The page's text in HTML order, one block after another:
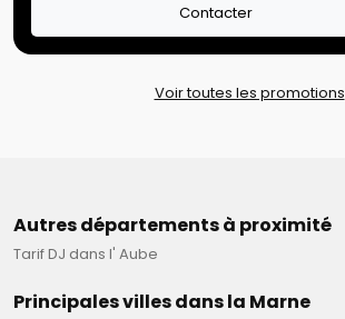
Contacter
Voir toutes les promotions
Autres départements à proximité
Tarif DJ dans l' Aube
Principales villes dans la Marne